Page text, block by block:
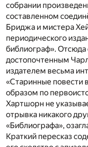
собрании
составленном
Бриджа и мистера
периодического
библиограф». Отсюда
достопочтенным
издателем весьма
«Старинные повести
образом по
Хартшорн не
отрывка никакого
«Библиографа»,
Краткий пересказ